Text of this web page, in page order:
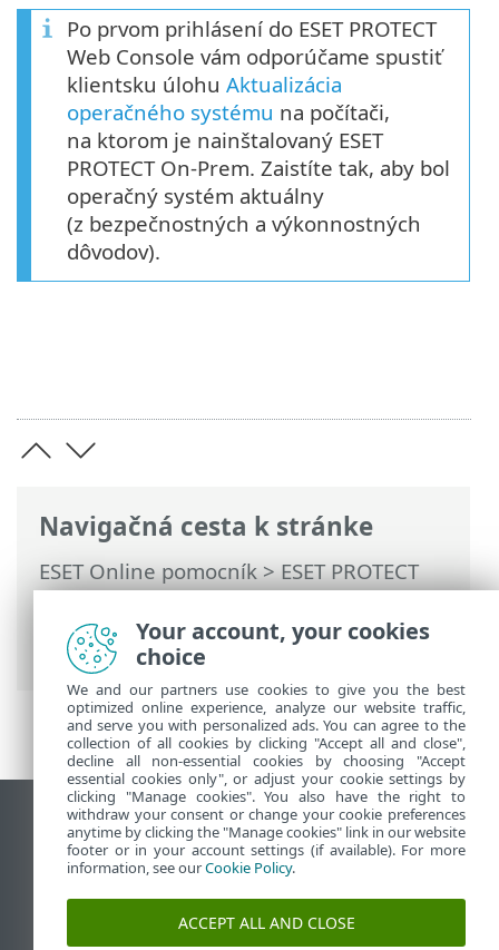
Navigačná cesta k stránke
ESET Online pomocník>ESET PROTECT
On-Prem>Začíname>ESET PROTECT
Web Console> Prehliadka ESET PROTECT
On-Prem
Po prvom prihlásení do ESET PROTECT
Web Console vám odporúčame spustiť
klientsku úlohu Aktualizácia
operačného systému na počítači,
na ktorom je nainštalovaný ESET
PROTECT On-Prem. Zaistíte tak, aby bol
operačný systém aktuálny
(z bezpečnostných a výkonnostných
dôvodov).
Zobraziť stránku ako na počítači
End of Life
Databáza znalostí ESET
ESET Fórum
ESET Status Portal
Your account, your cookies
choice
We and our partners use cookies to give you the best
optimized online experience, analyze our website traffic,
and serve you with personalized ads. You can agree to the
collection of all cookies by clicking "Accept all and close",
decline all non-essential cookies by choosing "Accept
essential cookies only", or adjust your cookie settings by
clicking "Manage cookies". You also have the right to
withdraw your consent or change your cookie preferences
anytime by clicking the "Manage cookies" link in our website
footer or in your account settings (if available). For more
information, see ourCookie Policy.
ACCEPT ALL AND CLOSE